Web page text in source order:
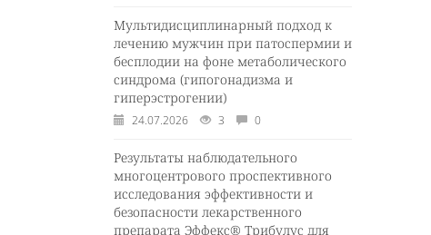
Мультидисциплинарный подход к
лечению мужчин при патоспермии и
бесплодии на фоне метаболического
синдрома (гипогонадизма и
гиперэстрогении)
24.07.2026 3 0
Результаты наблюдательного
многоцентрового проспективного
исследования эффективности и
безопасности лекарственного
препарата Эффекс® Трибулус для